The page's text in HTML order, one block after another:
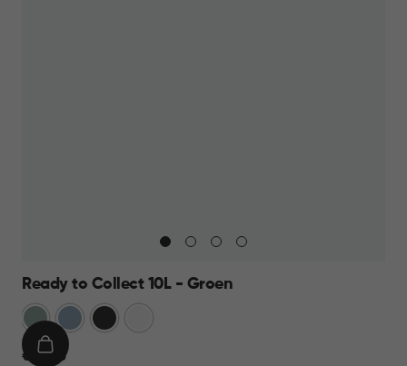
Ready to Collect 10L - Groen
GroenBlauwDonkergrijs
€
€ 14,95
IN